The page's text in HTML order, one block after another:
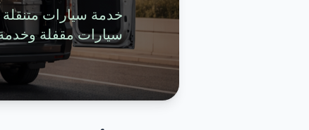
سيارات مقفلة